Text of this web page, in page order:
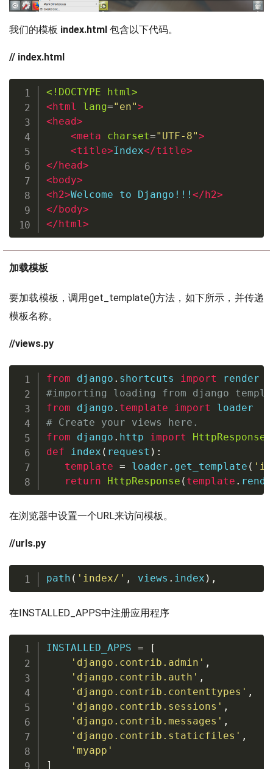
我们的模板 index.html 包含以下代码。
// index.html
<!DOCTYPE html>
<html lang=" en">
<head>
<meta charset=" UTF-8">
<title>Index</title>
</head>
<body>
<h2>Welcome to Django!!! </h2>
</body>
</html >
加载模板
要加载模板，调用get_template()方法，如下所示，并传递
模板名称。
//views.py
from django . shortcuts import
#importing loading from django
from django . template import
# Create your views here.
from django . http import
HttpResponse
def
index ( request ) :
template = loader . get_template (
return
HttpResponse ( template .
在浏览器中设置一个URL来访问模板。
//urls.py
path ( 'index/' , views . index ) ,
在INSTALLED_APPS中注册应用程序
INSTALLED_APPS =
[
'django.contrib.admin' ,
'django.contrib.auth' ,
'django.contrib.contenttypes' ,
'django.contrib.sessions' ,
'django.contrib.messages' ,
'django.contrib.staticfiles' ,
'myapp'
]